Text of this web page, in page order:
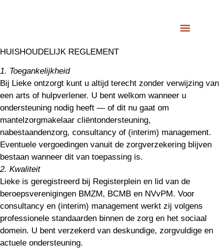
HUISHOUDELIJK REGLEMENT
1. Toegankelijkheid
Bij Lieke ontzorgt kunt u altijd terecht zonder verwijzing van
een arts of hulpverlener. U bent welkom wanneer u
ondersteuning nodig heeft — of dit nu gaat om
mantelzorgmakelaar cliëntondersteuning,
nabestaandenzorg, consultancy of (interim) management.
Eventuele vergoedingen vanuit de zorgverzekering blijven
bestaan wanneer dit van toepassing is.
2. Kwaliteit
Lieke is geregistreerd bij Registerplein en lid van de
beroepsverenigingen BMZM, BCMB en NVvPM. Voor
consultancy en (interim) management werkt zij volgens
professionele standaarden binnen de zorg en het sociaal
domein. U bent verzekerd van deskundige, zorgvuldige en
actuele ondersteuning.